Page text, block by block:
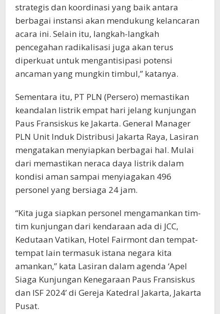
strategis dan koordinasi yang baik antara
berbagai instansi akan mendukung kelancaran
acara ini. Selain itu, langkah-langkah
pencegahan radikalisasi juga akan terus
diperkuat untuk mengantisipasi potensi
ancaman yang mungkin timbul,” katanya.
Sementara itu, PT PLN (Persero) memastikan
keandalan listrik empat hari jelang kunjungan
Paus Fransiskus ke Jakarta. General Manager
PLN Unit Induk Distribusi Jakarta Raya, Lasiran
mengatakan menyiapkan berbagai hal. Mulai
dari memastikan neraca daya listrik dalam
kondisi aman sampai menyiagakan 496
personel yang bersiaga 24 jam.
“Kita juga siapkan personel mengamankan tim-
tim kunjungan dari kendaraan ada di JCC,
Kedutaan Vatikan, Hotel Fairmont dan tempat-
tempat lain termasuk istana negara kita
amankan,” kata Lasiran dalam agenda ‘Apel
Siaga Kunjungan Kenegaraan Paus Fransiskus
dan ISF 2024’ di Gereja Katedral Jakarta, Jakarta
Pusat.